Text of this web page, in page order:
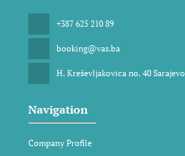
+387 625 210 89
booking@vas.ba
H. Kreševljakovica no. 40 Sarajevo
Navigation
Company Profile